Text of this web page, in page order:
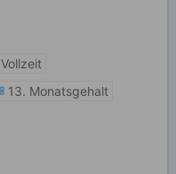
Vollzeit
13. Monatsgehalt